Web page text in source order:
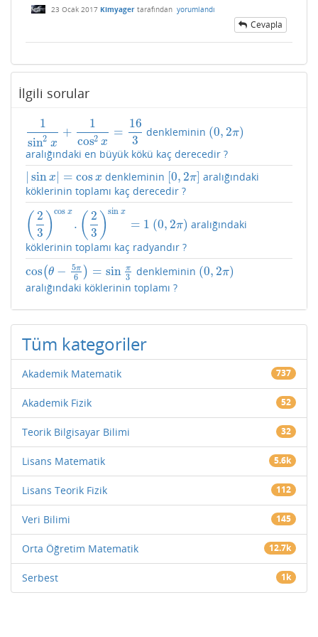
23 Ocak 2017 Kimyager tarafından yorumlandı
Cevapla
İlgili sorular
1
sin2 x
+
1
cos2 x
=
16
3
1sin2x+ 1cos2x=16 3 denkleminin (0, 2π)
(0,2 π)
aralığındaki en büyük kökü kaç derecedir ?
sinx = cos x
sinx| cosx denkleminin [0, 2π]
[0,2π]
aralığındaki
köklerinin toplamı kaç derecedir ?
( 2
3 )cos x
. ( 2
3 )sin x
= 1
(2 3)cos 3 )sinx = (0, 2π)
(0,2 π)
aralığındaki
köklerinin toplamı kaç radyandır ?
cos(θ − 5π
6 ) = sin π
3
cos(θ− 5π 6)= sinπ 3 denkleminin (0, 2π)
(0,2 π)
aralığındaki köklerinin toplamı ?
Tüm kategoriler
Akademik Matematik 737
Akademik Fizik 52
Teorik Bilgisayar Bilimi 32
Lisans Matematik 5.6k
Lisans Teorik Fizik 112
Veri Bilimi 145
Orta Öğretim Matematik 12.7k
Serbest 1k